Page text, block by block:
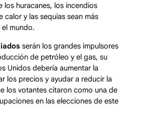
los huracanes, los incendios
calor y las sequías sean más
mundo.
serán los grandes impulsores
de petróleo y el gas, su
Unidos debería aumentar la
los precios y ayudar a reducir la
los votantes citaron como una de
en las elecciones de este